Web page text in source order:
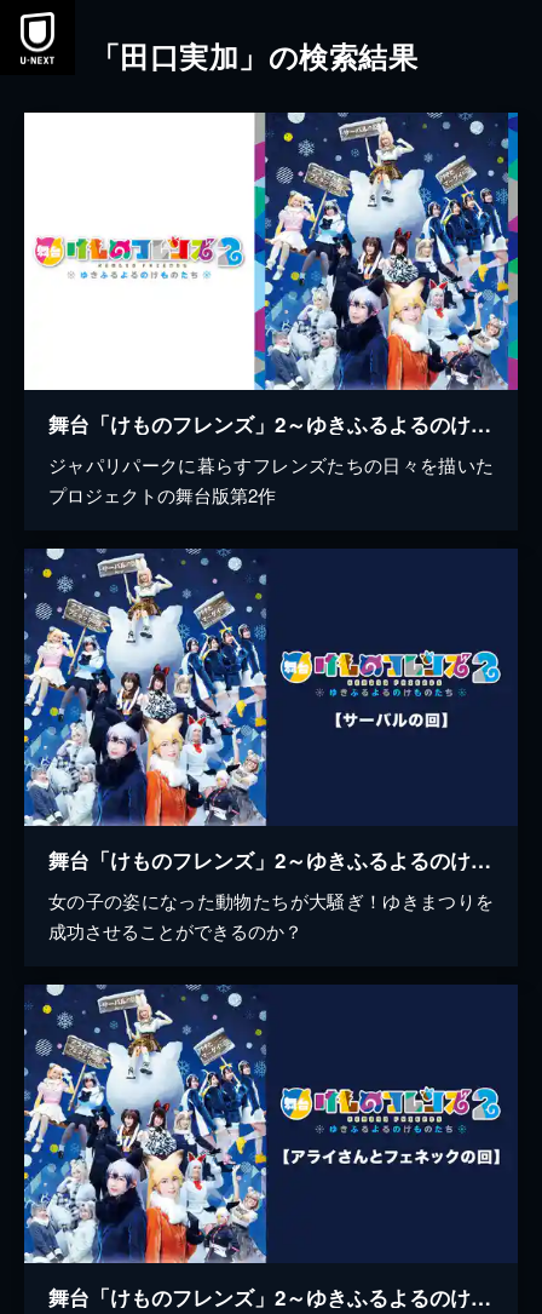
本文へスキップ
「田口実加」の検索結果
舞台「けものフレンズ」2～ゆきふるよるのけものたち～【PPPとマーゲイの回】
ジャパリパークに暮らすフレンズたちの日々を描いた
プロジェクトの舞台版第2作
舞台「けものフレンズ」2～ゆきふるよるのけものたち～【サーバルの回】
女の子の姿になった動物たちが大騒ぎ！ゆきまつりを
成功させることができるのか？
舞台「けものフレンズ」2～ゆきふるよるのけものたち～【アライさんとフェネックの回】